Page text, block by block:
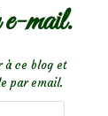
e-mail.
à ce blog et
par email.